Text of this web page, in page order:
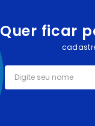
Quer ficar